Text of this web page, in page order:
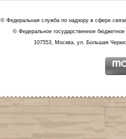
© Федеральная служба по надзору в сфере
© Федеральное государственное
107553, Москва, ул. Большая